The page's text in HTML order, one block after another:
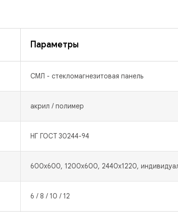
Параметры
СМЛ - стекломагнезитовая панель
акрил / полимер
НГ ГОСТ 30244-94
600х600, 1200х600, 2440х1220,
6 / 8 / 10 / 12